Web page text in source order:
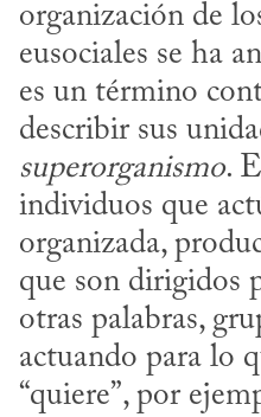
organización de
eusociales se ha
es un término
superorganismo.
individuos que
organizada,
que son dirigidos
otras palabras,
actuando para lo
“quiere”, por